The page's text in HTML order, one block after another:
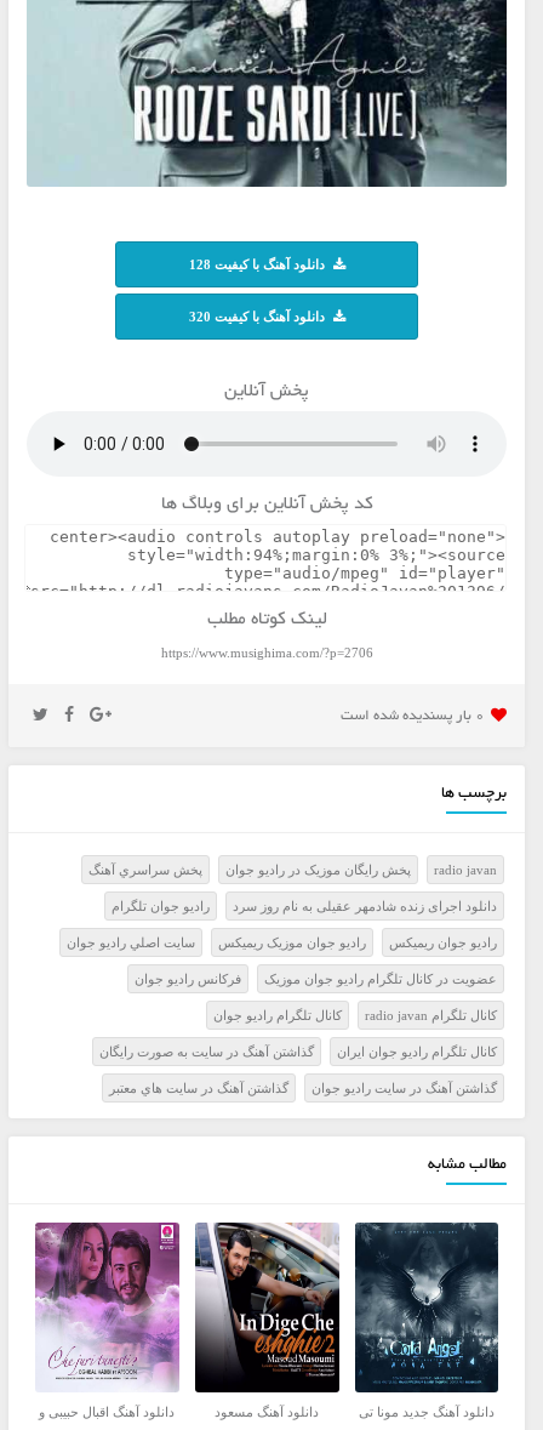
دانلود آهنگ با کیفیت 128
دانلود آهنگ با کیفیت 320
پخش آنلاین
کد پخش آنلاین برای وبلاگ ها
لینک کوتاه مطلب
https://www.musighima.com/?p=2706
0 بار پسنديده شده است
برچسب ها
radio javan پخش رايگان موزيک در راديو جوان پخش سراسري آهنگ
دانلود اجرای زنده شادمهر عقیلی به نام روز سرد راديو جوان تلگرام
راديو جوان ريميکس راديو جوان موزيک ريميکس سايت اصلي راديو جوان
عضويت در کانال تلگرام راديو جوان موزيک فرکانس راديو جوان
کانال تلگرام radio javan کانال تلگرام راديو جوان
کانال تلگرام راديو جوان ايران گذاشتن آهنگ در سايت به صورت رايگان
گذاشتن آهنگ در سايت راديو جوان گذاشتن آهنگ در سايت هاي معتبر
مطالب مشابه
دانلود آهنگ جدید مونا تی
دانلود آهنگ مسعود
دانلود آهنگ اقبال حبیبی و